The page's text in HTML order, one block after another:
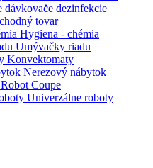
dávkovače dezinfekcie
tovar
Hygiena - chémia
Umývačky riadu
Konvektomaty
Nerezový nábytok
Robot Coupe
Univerzálne roboty